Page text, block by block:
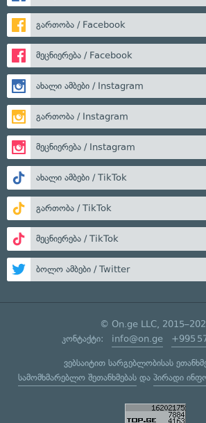
გართობა / Facebook
მეცნიერება / Facebook
ახალი ამბები / Instagram
გართობა / Instagram
მეცნიერება / Instagram
ახალი ამბები / TikTok
გართობა / TikTok
მეცნიერება / TikTok
ბოლო ამბები / Twitter
© On.ge LLC,
კონტაქტი: info@on.ge +995
ვებსაიტით სარგებლობისას
სამომხმარებლო შეთანხმებასდა პირადი